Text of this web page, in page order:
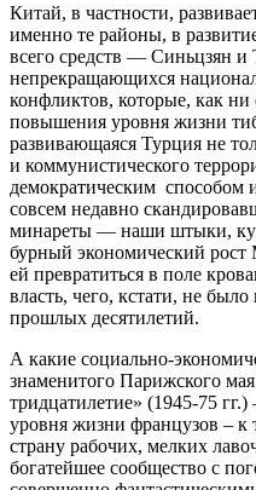
Китай, в частности,
именно те районы, в
всего средств — Синьцзян
непрекращающихся
конфликтов, которые, как ни
повышения уровня жизни
развивающаяся Турция не
и коммунистического
демократическим способом
совсем недавно
минареты — наши штыки,
бурный экономический
ей превратиться в поле
власть, чего, кстати, не было
прошлых десятилетий.
А какие социально-
знаменитого Парижского
тридцатилетие» (1945-75
уровня жизни французов – к
страну рабочих, мелких
богатейшее сообщество с